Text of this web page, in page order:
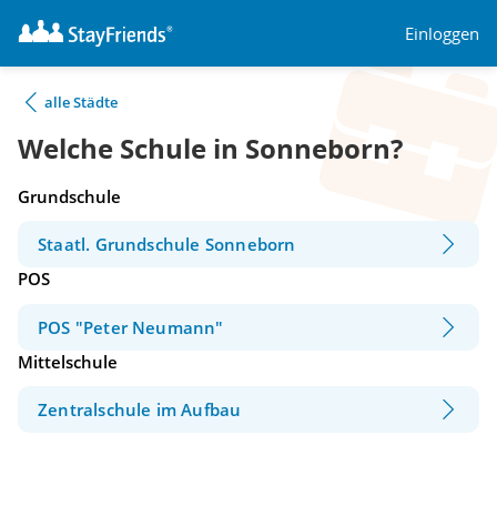
Einloggen
alle Städte
Welche Schule in Sonneborn?
Grundschule
Staatl. Grundschule Sonneborn
POS
POS "Peter Neumann"
Mittelschule
Zentralschule im Aufbau